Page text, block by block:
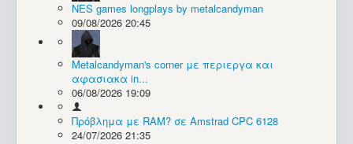
NES games longplays by metalcandyman
09/08/2026 20:45
Metalcandyman's corner με περιεργα και
αφασιακα in...
06/08/2026 19:09
Πρόβλημα με RAM? σε Amstrad CPC 6128
24/07/2026 21:35